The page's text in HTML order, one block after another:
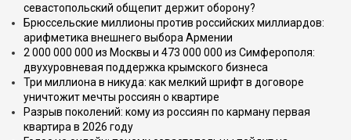
севастопольский общепит держит оборону?
Брюссельские миллионы против российских миллиардов:
арифметика внешнего выбора Армении
2 000 000 000 из Москвы и 473 000 000 из Симферополя:
двухуровневая поддержка крымского бизнеса
Три миллиона в никуда: как мелкий шрифт в договоре
уничтожит мечты россиян о квартире
Разрыв поколений: кому из россиян по карману первая
квартира в 2026 году